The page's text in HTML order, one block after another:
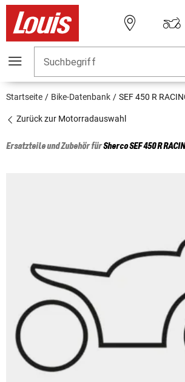
Suchbegriff
Startseite Bike-Datenbank SEF 450 R
Zurück zur Motorradauswahl
Ersatzteile und Zubehör fürShercoSEF 450 R